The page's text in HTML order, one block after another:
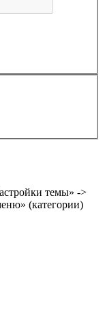
темы» ->
(категории)